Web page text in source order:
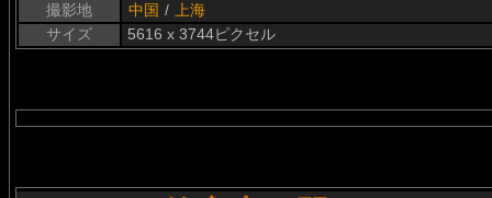
撮影地
中国 /
上海
サイズ
5616 x 3744ピクセル